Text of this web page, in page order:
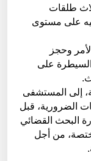
طلقات
على مستوى
وحجز
السيطرة على
إلى المستشفى
الضرورية، قبل
البحث القضائي
من أجل